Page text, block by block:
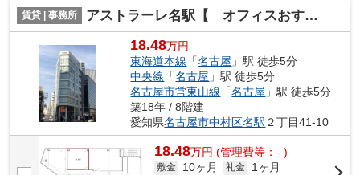
賃貸 | 事務所 アストラーレ名駅【 オフィスおすすめ 】
18.48万円
東海道本線 「名古屋 」駅 徒歩5分
中央線 「名古屋 」駅 徒歩5分
名古屋市営東山線 「名古屋 」駅 徒歩5分
築18年 / 8階建
愛知県名古屋市中村区名駅 ２丁目41-10
18.48万円 (管理費等：- )
敷金 10ヶ月 礼金 1ヶ月